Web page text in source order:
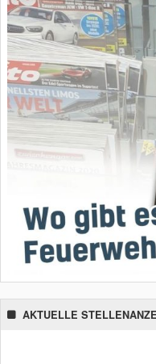
AKTUELLE